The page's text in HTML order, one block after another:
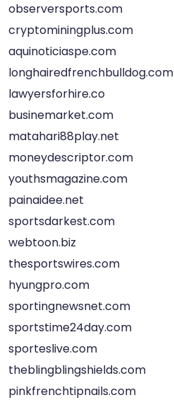
observersports.com
cryptominingplus.com
aquinoticiaspe.com
longhairedfrenchbulldog.com
lawyersforhire.co
businemarket.com
matahari88play.net
moneydescriptor.com
youthsmagazine.com
painaidee.net
sportsdarkest.com
webtoon.biz
thesportswires.com
hyungpro.com
sportingnewsnet.com
sportstime24day.com
sporteslive.com
theblingblingshields.com
pinkfrenchtipnails.com